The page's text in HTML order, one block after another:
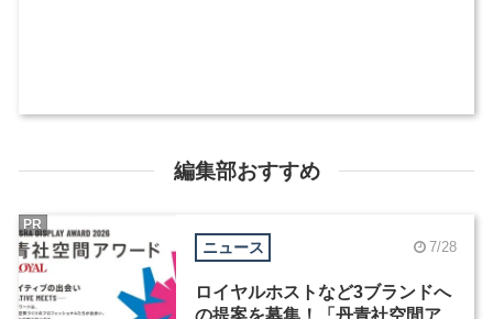
編集部おすすめ
ニュース 7/28
ロイヤルホストなど3ブランドへ
の提案を募集！「丹青社空間ア
PR